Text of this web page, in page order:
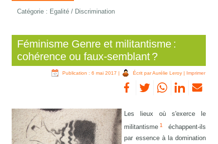
Catégorie : Egalité / Discrimination
Féminisme Genre et militantisme :
cohérence ou faux-semblant ?
Publication : 6 mai 2017 | Écrit par Aurélie Leroy | Imprimer
Les lieux où s'exerce le
militantisme1
échappent-ils
par essence à la domination